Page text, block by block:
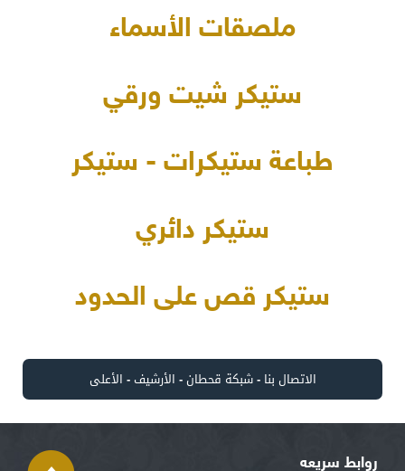
ملصقات الأسماء
ستيكر شيت ورقي
طباعة ستيكرات - ستيكر
ستيكر دائري
ستيكر قص على الحدود
الاتصال بنا -شبكة قحطان- الأرشيف- الأعلى
روابط سريعه